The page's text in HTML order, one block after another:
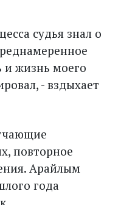
судья знал о
жизнь моего
- вздыхает
повторное
Арайлым
года